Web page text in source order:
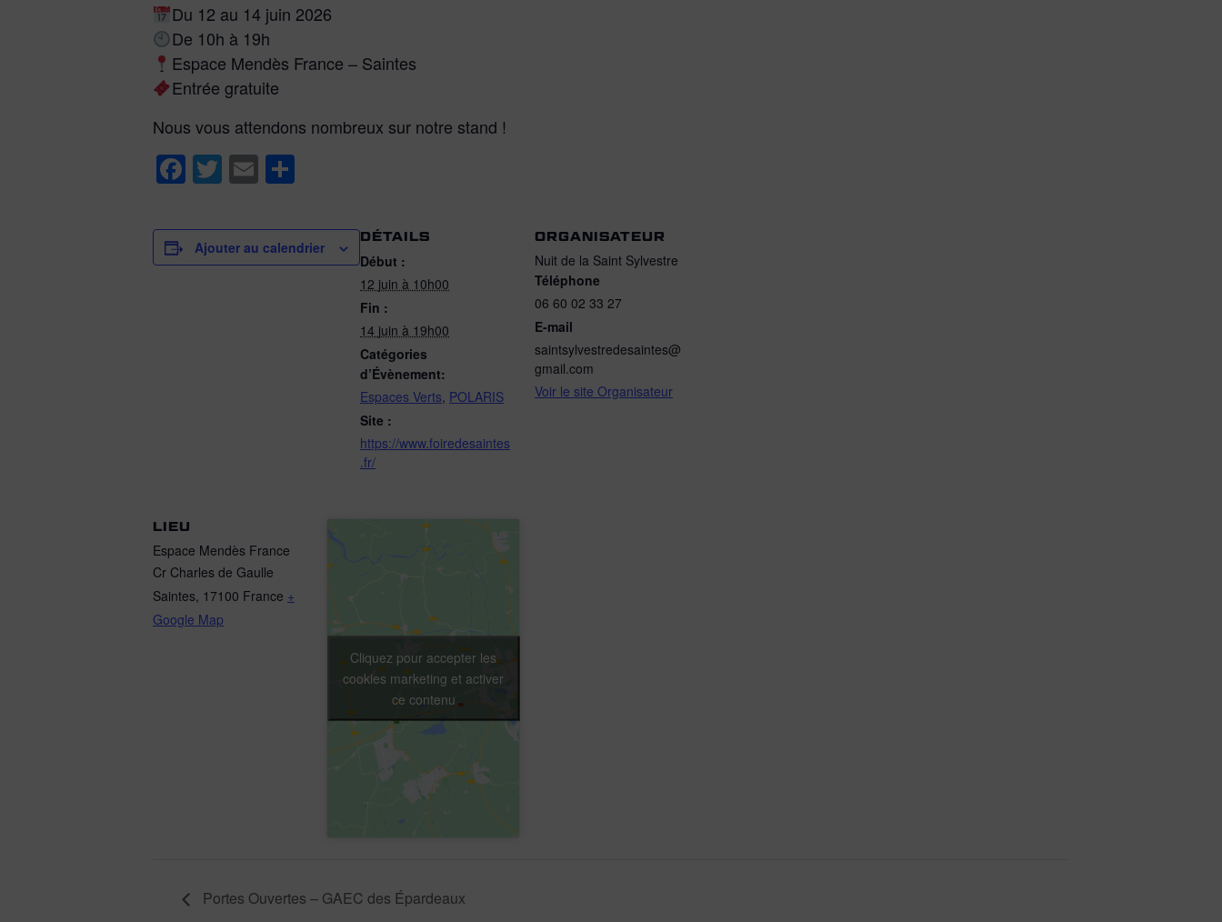
Du 12 au 14 juin 2026
De 10h à 19h
Espace Mendès France – Saintes
Entrée gratuite
Nous vous attendons nombreux sur notre stand !
F
a
c
e
T
wi
tt
er
E
m
ailta
g
Ajouter au calendrier
DÉTAILS
Début :
12 juin à 10h00
Fin :
14 juin à 19h00
Catégories
d’Évènement:
Espaces Verts, POLARIS
Site :
https://www.foiredesaintes
.fr/
ORGANISATEUR
Nuit de la Saint Sylvestre
Téléphone
06 60 02 33 27
E-mail
saintsylvestredesaintes@
gmail.com
Voir le site Organisateur
LIEU
Espace Mendès France
Cr Charles de Gaulle
Saintes, 17100 France +
Google Map
Cliquez pour accepter les
cookies marketing et activer
ce contenu
Portes Ouvertes – GAEC des Épardeaux